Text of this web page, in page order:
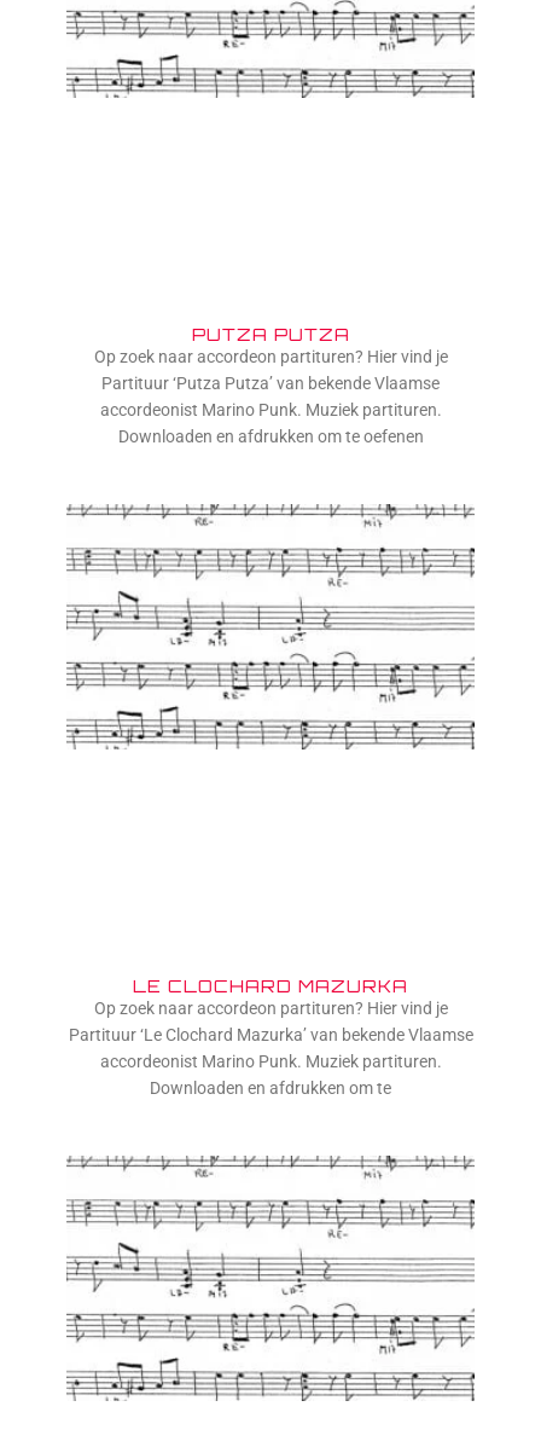
PUTZA PUTZA
Op zoek naar accordeon partituren? Hier vind je
Partituur ‘Putza Putza’ van bekende Vlaamse
accordeonist Marino Punk. Muziek partituren.
Downloaden en afdrukken om te oefenen
LE CLOCHARD MAZURKA
Op zoek naar accordeon partituren? Hier vind je
Partituur ‘Le Clochard Mazurka’ van bekende Vlaamse
accordeonist Marino Punk. Muziek partituren.
Downloaden en afdrukken om te